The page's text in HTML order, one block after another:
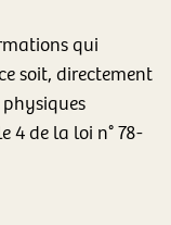
qui
soit, directement
physiques
4 de la loi n° 78-